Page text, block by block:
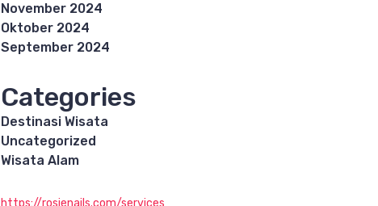
November 2024
Oktober 2024
September 2024
Categories
Destinasi Wisata
Uncategorized
Wisata Alam
https://rosienails.com/services